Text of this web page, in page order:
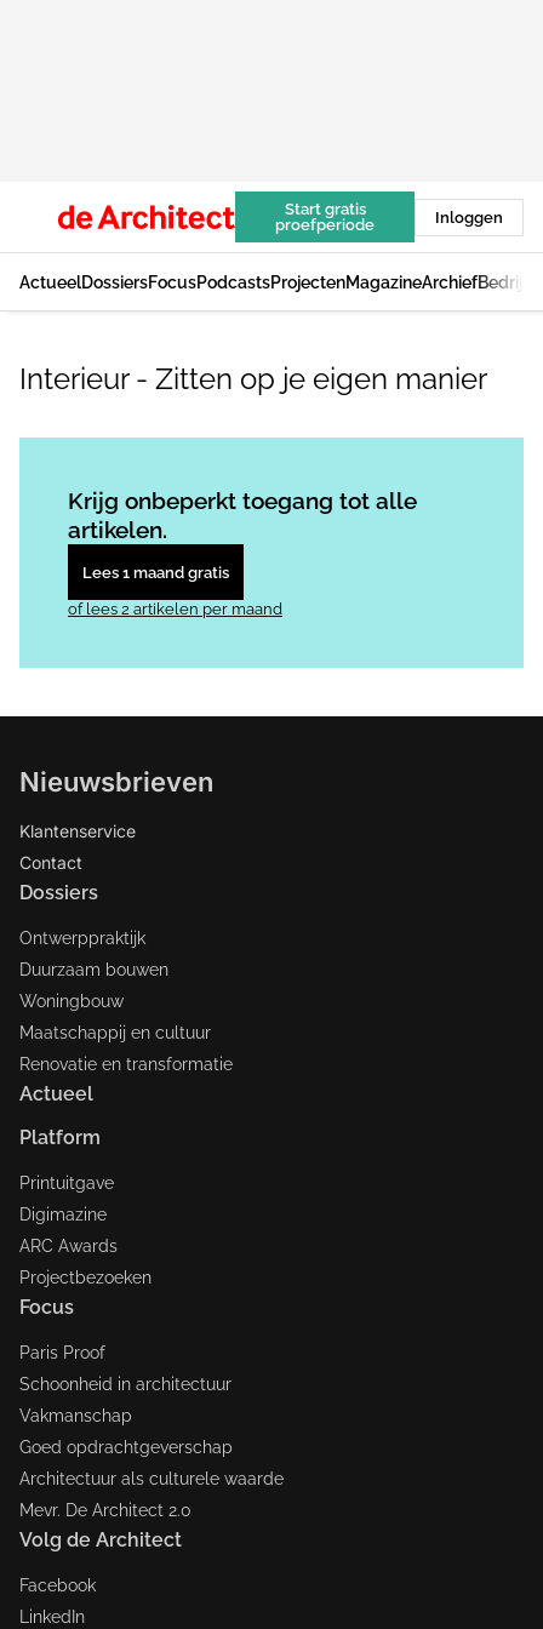
Start gratis
proefperiode
Inloggen
ActueelDossiersFocusPodcastsProjectenMagazineArchief
Interieur - Zitten op je eigen manier
Krijg onbeperkt toegang tot alle
artikelen.
Lees 1 maand gratis
of lees 2 artikelen per maand
Nieuwsbrieven
Klantenservice
Contact
Dossiers
Ontwerppraktijk
Duurzaam bouwen
Woningbouw
Maatschappij en cultuur
Renovatie en transformatie
Actueel
Platform
Printuitgave
Digimazine
ARC Awards
Projectbezoeken
Focus
Paris Proof
Schoonheid in architectuur
Vakmanschap
Goed opdrachtgeverschap
Architectuur als culturele waarde
Mevr. De Architect 2.0
Volg de Architect
Facebook
LinkedIn